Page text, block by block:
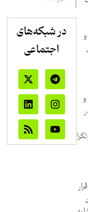
در شبکه‌های
اجتماعی